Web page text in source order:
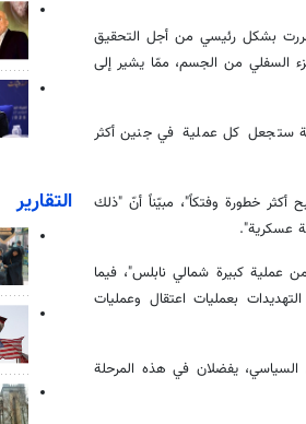
بشكل رئيسي من أجل التحقيق
السفلي من الجسم، ممّا يشير إلى
ستجعل كل عملية في جنين أكثر
خطورة وفتكاً"، مبيّناً أنّ "ذلك
عسكرية".
عملية كبيرة شمالي نابلس"، فيما
بعمليات اعتقال وعمليات
يفضلان في هذه المرحلة
التقارير